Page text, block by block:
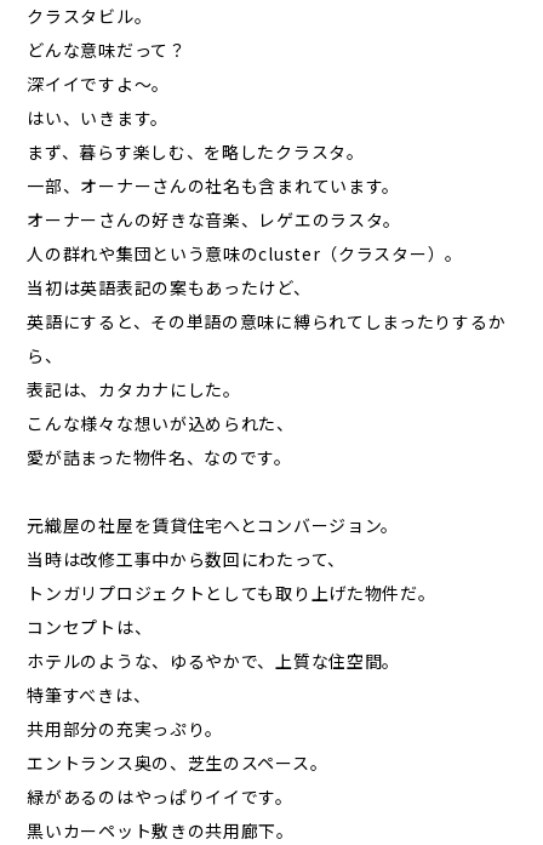
クラスタビル。
どんな意味だって？
深イイですよ～。
はい、いきます。
まず、暮らす楽しむ、を略したクラスタ。
一部、オーナーさんの社名も含まれています。
オーナーさんの好きな音楽、レゲエのラスタ。
人の群れや集団という意味のcluster（クラスター）。
当初は英語表記の案もあったけど、
英語にすると、その単語の意味に縛られてしまったりするか
ら、
表記は、カタカナにした。
こんな様々な想いが込められた、
愛が詰まった物件名、なのです。
元織屋の社屋を賃貸住宅へとコンバージョン。
当時は改修工事中から数回にわたって、
トンガリプロジェクトとしても取り上げた物件だ。
コンセプトは、
ホテルのような、ゆるやかで、上質な住空間。
特筆すべきは、
共用部分の充実っぷり。
エントランス奥の、芝生のスペース。
緑があるのはやっぱりイイです。
黒いカーペット敷きの共用廊下。